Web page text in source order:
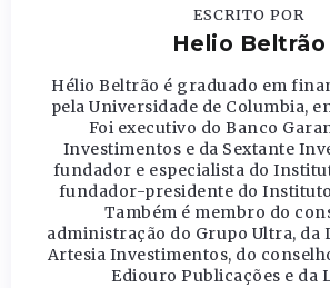
ESCRITO POR
Helio Beltrão
Hélio Beltrão é graduado em
pela Universidade de Columbia,
Foi executivo do Banco
Investimentos e da Sextante
fundador e especialista do
fundador-presidente do
Também é membro do
administração do Grupo Ultra, da
Artesia Investimentos, do
Ediouro Publicações e da